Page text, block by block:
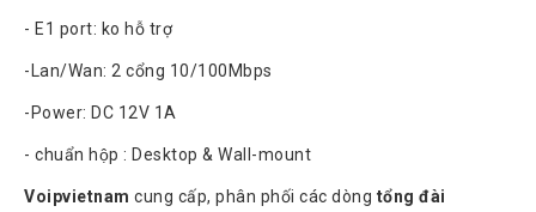
Jabra
Atcom
Phones
- E1 port: ko hỗ trợ
-Lan/Wan: 2 cổng 10/100Mbps
-Power: DC 12V 1A
- chuẩn hộp : Desktop & Wall-mount
Voipvietnam cung cấp, phân phối các dòng tổng đài